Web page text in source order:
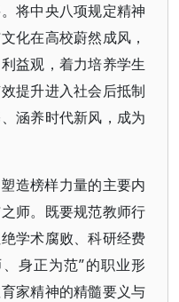
将中央八项规定精神
化在高校蔚然成风，
益观，着力培养学生
提升进入社会后抵制
涵养时代新风，成为
造榜样力量的主要内
师。既要规范教师行
学术腐败、科研经费
身正为范”的职业形
家精神的精髓要义与